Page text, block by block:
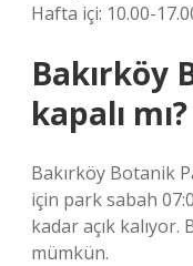
Hafta içi: 10.00-
Bakırköy
kapalı mı?
Bakırköy Botanik
için park sabah
kadar açık
mümkün.